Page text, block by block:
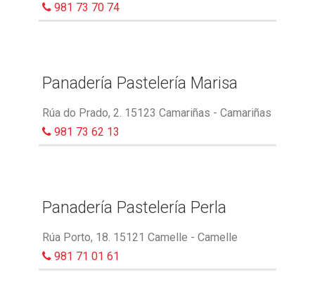
981 73 70 74
Panadería Pastelería Marisa
Rúa do Prado, 2. 15123 Camariñas - Camariñas
981 73 62 13
Panadería Pastelería Perla
Rúa Porto, 18. 15121 Camelle - Camelle
981 71 01 61